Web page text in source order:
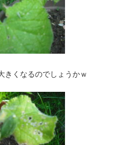
きくなるのでしょうかｗ